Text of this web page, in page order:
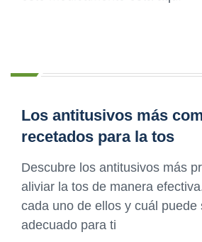
Los antitusivos más
recetados para la tos
Descubre los antitusivos más
aliviar la tos de manera
cada uno de ellos y cuál puede
adecuado para ti